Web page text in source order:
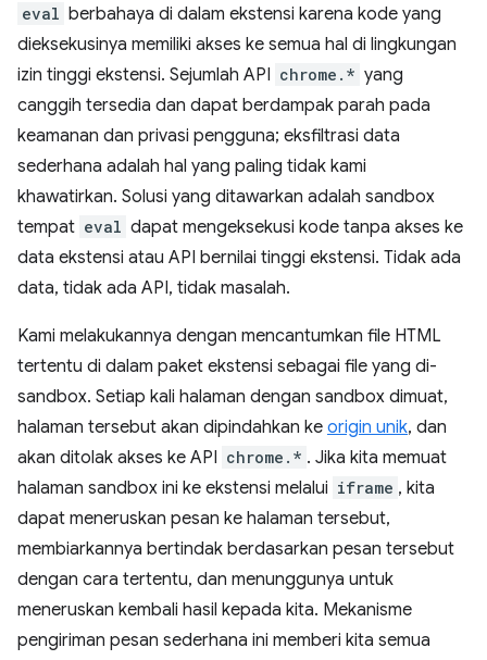
eval berbahaya di dalam ekstensi karena kode yang
dieksekusinya memiliki akses ke semua hal di lingkungan
izin tinggi ekstensi. Sejumlah API chrome.* yang
canggih tersedia dan dapat berdampak parah pada
keamanan dan privasi pengguna; eksfiltrasi data
sederhana adalah hal yang paling tidak kami
khawatirkan. Solusi yang ditawarkan adalah sandbox
tempat eval dapat mengeksekusi kode tanpa akses ke
data ekstensi atau API bernilai tinggi ekstensi. Tidak ada
data, tidak ada API, tidak masalah.
Kami melakukannya dengan mencantumkan file HTML
tertentu di dalam paket ekstensi sebagai file yang di-
sandbox. Setiap kali halaman dengan sandbox dimuat,
halaman tersebut akan dipindahkan ke origin unik, dan
akan ditolak akses ke API chrome.* . Jika kita memuat
halaman sandbox ini ke ekstensi melalui iframe , kita
dapat meneruskan pesan ke halaman tersebut,
membiarkannya bertindak berdasarkan pesan tersebut
dengan cara tertentu, dan menunggunya untuk
meneruskan kembali hasil kepada kita. Mekanisme
pengiriman pesan sederhana ini memberi kita semua